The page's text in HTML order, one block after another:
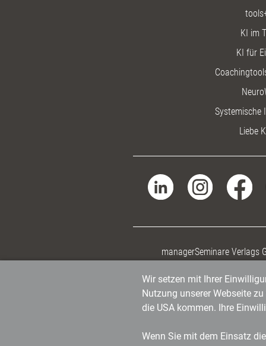
KI im
KI für
Systemische
Liebe
managerSeminare Verlags
Wir setzen mit Ihrer
Nutzung unserer Webseite
die USA kommen. Ihre
Wenn Sie mit dem Einsatz